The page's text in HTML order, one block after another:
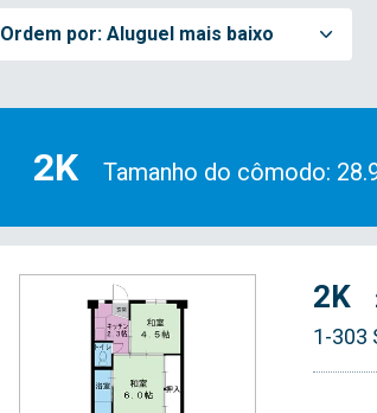
Ordem por: Aluguel mais baixo
2K Tamanho do cômodo:
2K
1-303